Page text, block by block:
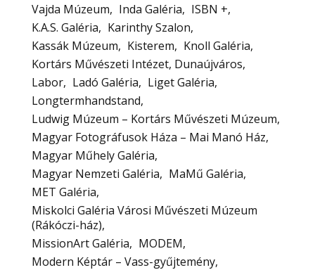
Vajda Múzeum
Inda Galéria
ISBN +
K.A.S. Galéria
Karinthy Szalon
Kassák Múzeum
Kisterem
Knoll Galéria
Kortárs Művészeti Intézet, Dunaújváros
Labor
Ladó Galéria
Liget Galéria
Longtermhandstand
Ludwig Múzeum – Kortárs Művészeti Múzeum
Magyar Fotográfusok Háza – Mai Manó Ház
Magyar Műhely Galéria
Magyar Nemzeti Galéria
MaMű Galéria
MET Galéria
Miskolci Galéria Városi Művészeti Múzeum
(Rákóczi-ház)
MissionArt Galéria
MODEM
Modern Képtár – Vass-gyűjtemény